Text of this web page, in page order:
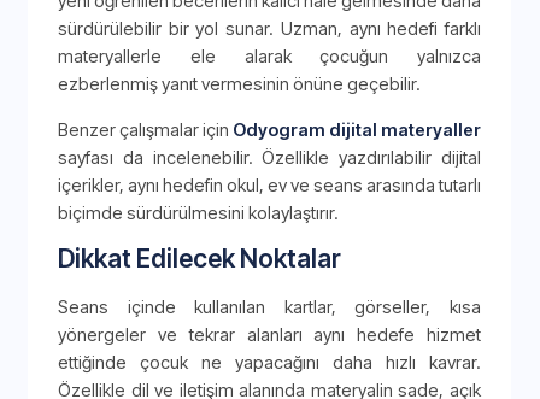
sürdürülebilir bir yol sunar. Uzman, aynı hedefi farklı
materyallerle ele alarak çocuğun yalnızca
ezberlenmiş yanıt vermesinin önüne geçebilir.
Benzer çalışmalar için Odyogram dijital materyaller
sayfası da incelenebilir. Özellikle yazdırılabilir dijital
içerikler, aynı hedefin okul, ev ve seans arasında tutarlı
biçimde sürdürülmesini kolaylaştırır.
Dikkat Edilecek Noktalar
Seans içinde kullanılan kartlar, görseller, kısa
yönergeler ve tekrar alanları aynı hedefe hizmet
ettiğinde çocuk ne yapacağını daha hızlı kavrar.
Özellikle dil ve iletişim alanında materyalin sade, açık